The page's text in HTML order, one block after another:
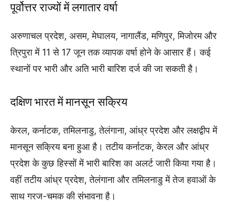
पूर्वोत्तर राज्यों में लगातार वर्षा
अरुणाचल प्रदेश, असम, मेघालय, नागालैंड, मणिपुर, मिजोरम और
त्रिपुरा में 11 से 17 जून तक व्यापक वर्षा होने के आसार हैं। कई
स्थानों पर भारी और अति भारी बारिश दर्ज की जा सकती है।
दक्षिण भारत में मानसून सक्रिय
केरल, कर्नाटक, तमिलनाडु, तेलंगाना, आंध्र प्रदेश और लक्षद्वीप में
मानसून सक्रिय बना हुआ है। तटीय कर्नाटक, केरल और आंध्र
प्रदेश के कुछ हिस्सों में भारी बारिश का अलर्ट जारी किया गया है।
वहीं तटीय आंध्र प्रदेश, तेलंगाना और तमिलनाडु में तेज हवाओं के
साथ गरज-चमक की संभावना है।